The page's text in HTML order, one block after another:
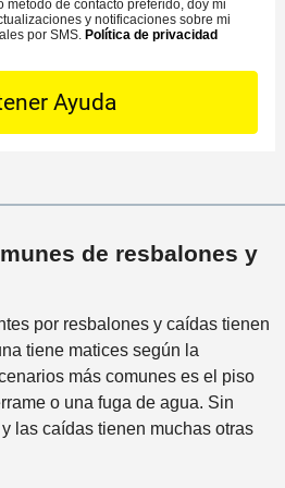
método de contacto preferido, doy mi
y notificaciones sobre mi
por SMS. Política de privacidad
de resbalones y
por resbalones y caídas tienen
tiene matices según la
más comunes es el piso
o una fuga de agua. Sin
las caídas tienen muchas otras